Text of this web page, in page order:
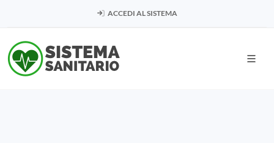
ACCEDI AL SISTEMA